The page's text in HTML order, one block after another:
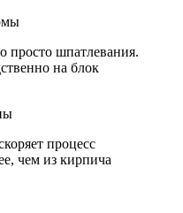
просто шпатлевания.
на блок
процесс
чем из кирпича